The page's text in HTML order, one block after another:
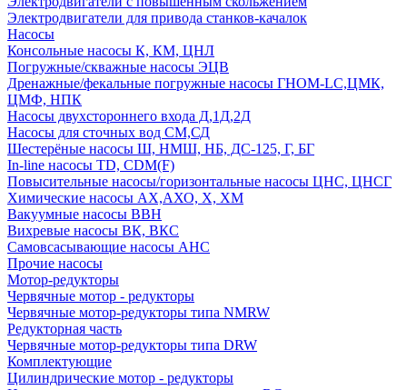
Электродвигатели для привода станков-качалок
Насосы
Консольные насосы К, КМ, ЦНЛ
Погружные/скважные насосы ЭЦВ
Дренажные/фекальные погружные насосы ГНОМ-LC,ЦМК,
ЦМФ, НПК
Насосы двухстороннего входа Д,1Д,2Д
Насосы для сточных вод СМ,СД
Шестерёные насосы Ш, НМШ, НБ, ДС-125, Г, БГ
In-line насосы TD, CDM(F)
Повысительные насосы/горизонтальные насосы ЦНС, ЦНСГ
Химические насосы АХ,АХО, Х, ХМ
Вакуумные насосы ВВН
Вихревые насосы ВК, ВКС
Самовсасывающие насосы АНС
Прочие насосы
Мотор-редукторы
Червячные мотор - редукторы
Червячные мотор-редукторы типа NMRW
Редукторная часть
Червячные мотор-редукторы типа DRW
Комплектующие
Цилиндрические мотор - редукторы